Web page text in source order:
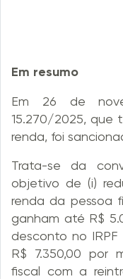
Em resumo
Em 26 de
15.270/2025, que
renda, foi
Trata-se da
objetivo de (i)
renda da pessoa
ganham até R$
desconto no
R$ 7.350,00 por
fiscal com a